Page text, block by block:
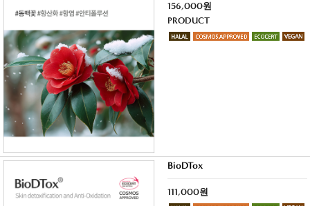
156,000원
PRODUCT
BioDTox
111,000원